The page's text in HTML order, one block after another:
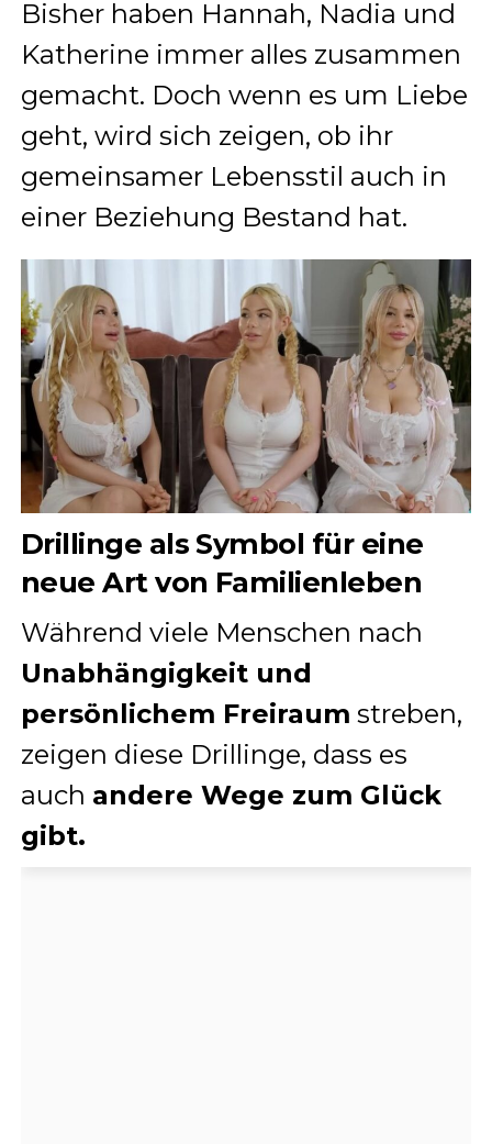
Bisher haben Hannah, Nadia und
Katherine immer alles zusammen
gemacht. Doch wenn es um Liebe
geht, wird sich zeigen, ob ihr
gemeinsamer Lebensstil auch in
einer Beziehung Bestand hat.
Drillinge als Symbol für eine
neue Art von Familienleben
Während viele Menschen nach
Unabhängigkeit und
persönlichem Freiraum streben,
zeigen diese Drillinge, dass es
auch andere Wege zum Glück
gibt.